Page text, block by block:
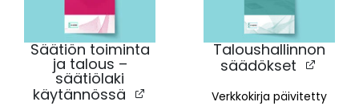
Säätiön toiminta
ja talous –
säätiölaki
käytännössä
Taloushallinnon
säädökset
Verkkokirja päivitetty